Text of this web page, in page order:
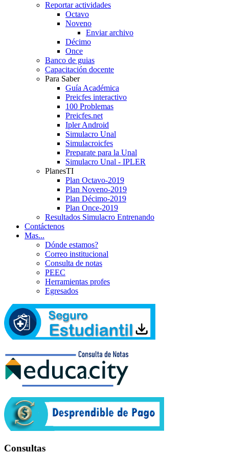
Reportar actividades
Octavo
Noveno
Enviar archivo
Décimo
Once
Banco de guias
Capacitación docente
Para Saber
Guía Académica
Preicfes interactivo
100 Problemas
Preicfes.net
Ipler Android
Simulacro Unal
Simulacroicfes
Preparate para la Unal
Simulacro Unal - IPLER
PlanesTI
Plan Octavo-2019
Plan Noveno-2019
Plan Décimo-2019
Plan Once-2019
Resultados Simulacro Entrenando
Contáctenos
Mas...
Dónde estamos?
Correo institucional
Consulta de notas
PEEC
Herramientas profes
Egresados
Consultas